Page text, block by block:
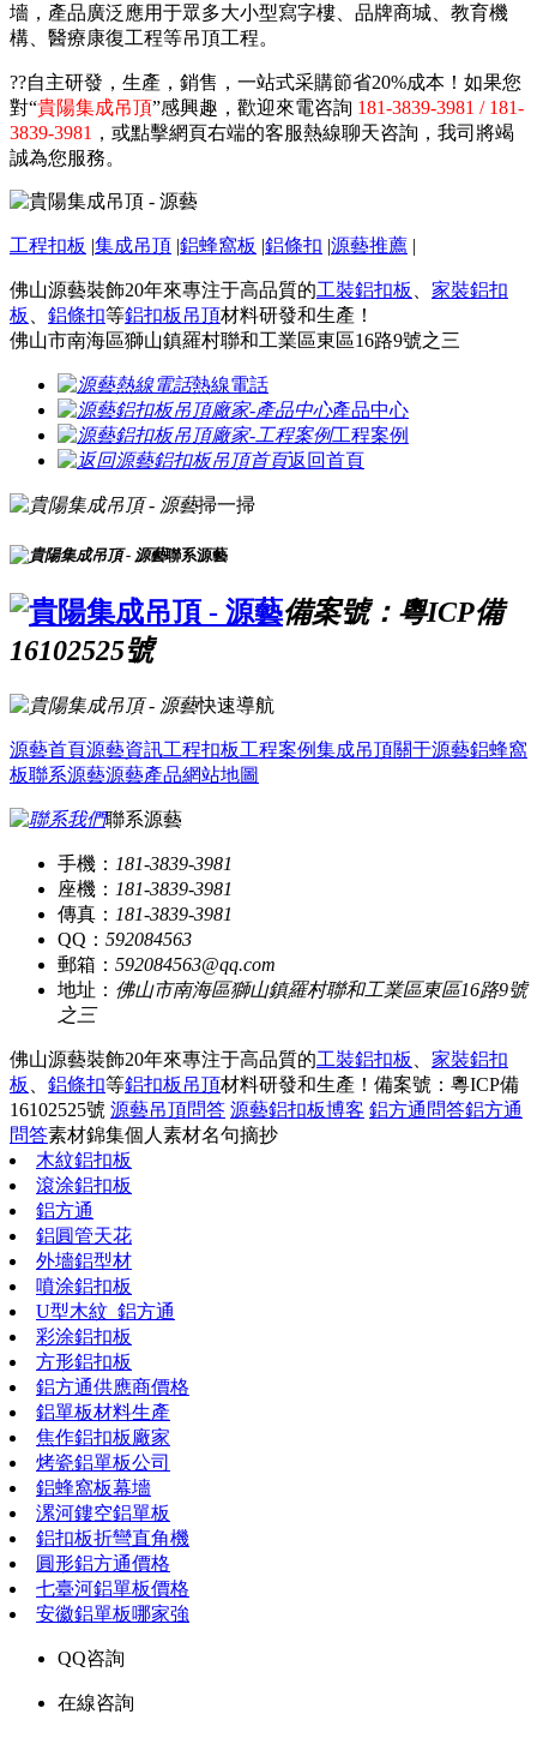
墻，產品廣泛應用于眾多大小型寫字樓、品牌商城、教育機
構、醫療康復工程等吊頂工程。
??自主研發，生產，銷售，一站式采購節省20%成本！如果您
對“貴陽集成吊頂”感興趣，歡迎來電咨詢 181-3839-3981 / 181-
3839-3981 ，或點擊網頁右端的客服熱線聊天咨詢，我司將竭
誠為您服務。
工程扣板 |集成吊頂 |鋁蜂窩板 |鋁條扣 |源藝推薦 |
佛山源藝裝飾20年來專注于高品質的工裝鋁扣板
家裝鋁扣
板
鋁條扣等鋁扣板吊頂材料研發和生產！
佛山市南海區獅山鎮羅村聯和工業區東區16路9號之三
熱線電話
產品中心
工程案例
返回首頁
掃一掃
聯系源藝
備案號：粵ICP備
16102525號
快速導航
源藝首頁源藝資訊工程扣板工程案例集成吊頂關于源藝鋁蜂窩
板聯系源藝源藝產品網站地圖
聯系源藝
手機： 181-3839-3981
座機： 181-3839-3981
傳真： 181-3839-3981
QQ： 592084563
郵箱： 592084563@qq.com
地址： 佛山市南海區獅山鎮羅村聯和工業區東區16路9號
之三
佛山源藝裝飾20年來專注于高品質的工裝鋁扣板
家裝鋁扣
板
鋁條扣等鋁扣板吊頂材料研發和生產！ 備案號：粵ICP備
16102525號 源藝吊頂問答 源藝鋁扣板博客 鋁方通問答鋁方通
問答素材錦集個人素材名句摘抄
木紋鋁扣板
滾涂鋁扣板
鋁方通
鋁圓管天花
外墻鋁型材
噴涂鋁扣板
U型木紋_鋁方通
彩涂鋁扣板
方形鋁扣板
鋁方通供應商價格
鋁單板材料生產
焦作鋁扣板廠家
烤瓷鋁單板公司
鋁蜂窩板幕墻
漯河鏤空鋁單板
鋁扣板折彎直角機
圓形鋁方通價格
七臺河鋁單板價格
安徽鋁單板哪家強
QQ咨詢
在線咨詢